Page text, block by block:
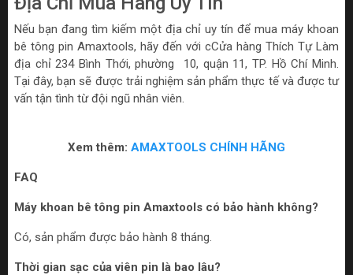
Nếu bạn đang tìm kiếm một địa chỉ uy tín để mua máy khoan
bê tông pin Amaxtools, hãy đến với cCửa hàng Thích Tự Làm
địa chỉ 234 Bình Thới, phường 10, quận 11, TP. Hồ Chí Minh.
Tại đây, bạn sẽ được trải nghiệm sản phẩm thực tế và được tư
vấn tận tình từ đội ngũ nhân viên.
Xem thêm: AMAXTOOLS CHÍNH HÃNG
FAQ
Máy khoan bê tông pin Amaxtools có bảo hành không?
Có, sản phẩm được bảo hành 8 tháng.
Thời gian sạc của viên pin là bao lâu?